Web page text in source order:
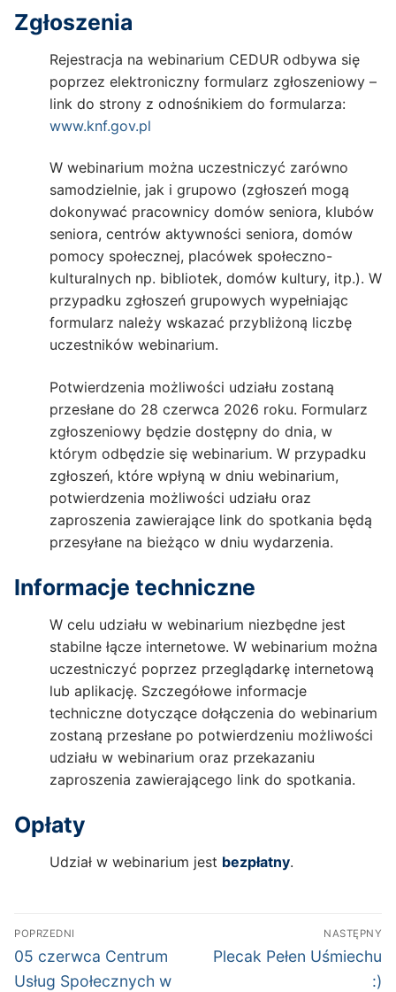
Zgłoszenia
Rejestracja na webinarium CEDUR odbywa się
poprzez elektroniczny formularz zgłoszeniowy –
link do strony z odnośnikiem do formularza:
www.knf.gov.pl
W webinarium można uczestniczyć zarówno
samodzielnie, jak i grupowo (zgłoszeń mogą
dokonywać pracownicy domów seniora, klubów
seniora, centrów aktywności seniora, domów
pomocy społecznej, placówek społeczno-
kulturalnych np. bibliotek, domów kultury, itp.). W
przypadku zgłoszeń grupowych wypełniając
formularz należy wskazać przybliżoną liczbę
uczestników webinarium.
Potwierdzenia możliwości udziału zostaną
przesłane do 28 czerwca 2026 roku. Formularz
zgłoszeniowy będzie dostępny do dnia, w
którym odbędzie się webinarium. W przypadku
zgłoszeń, które wpłyną w dniu webinarium,
potwierdzenia możliwości udziału oraz
zaproszenia zawierające link do spotkania będą
przesyłane na bieżąco w dniu wydarzenia.
Informacje techniczne
W celu udziału w webinarium niezbędne jest
stabilne łącze internetowe. W webinarium można
uczestniczyć poprzez przeglądarkę internetową
lub aplikację. Szczegółowe informacje
techniczne dotyczące dołączenia do webinarium
zostaną przesłane po potwierdzeniu możliwości
udziału w webinarium oraz przekazaniu
zaproszenia zawierającego link do spotkania.
Opłaty
Udział w webinarium jest bezpłatny.
Nawigacja
wpisu
POPRZEDNI
Poprzedni
wpis:
05 czerwca Centrum
Usług Społecznych w
NASTĘPNY
Następny
Plecak Pełen Uśmiechu
:)